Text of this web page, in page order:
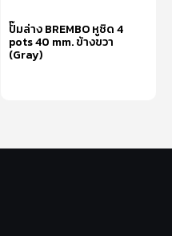
ปั๊มล่าง BREMBO หูชิด 4
pots 40 mm. ข้างขวา
(Gray)